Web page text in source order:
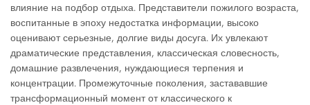
влияние на подбор отдыха. Представители пожилого возраста,
воспитанные в эпоху недостатка информации, высоко
оценивают серьезные, долгие виды досуга. Их увлекают
драматические представления, классическая словесность,
домашние развлечения, нуждающиеся терпения и
концентрации. Промежуточные поколения, застававшие
трансформационный момент от классического к